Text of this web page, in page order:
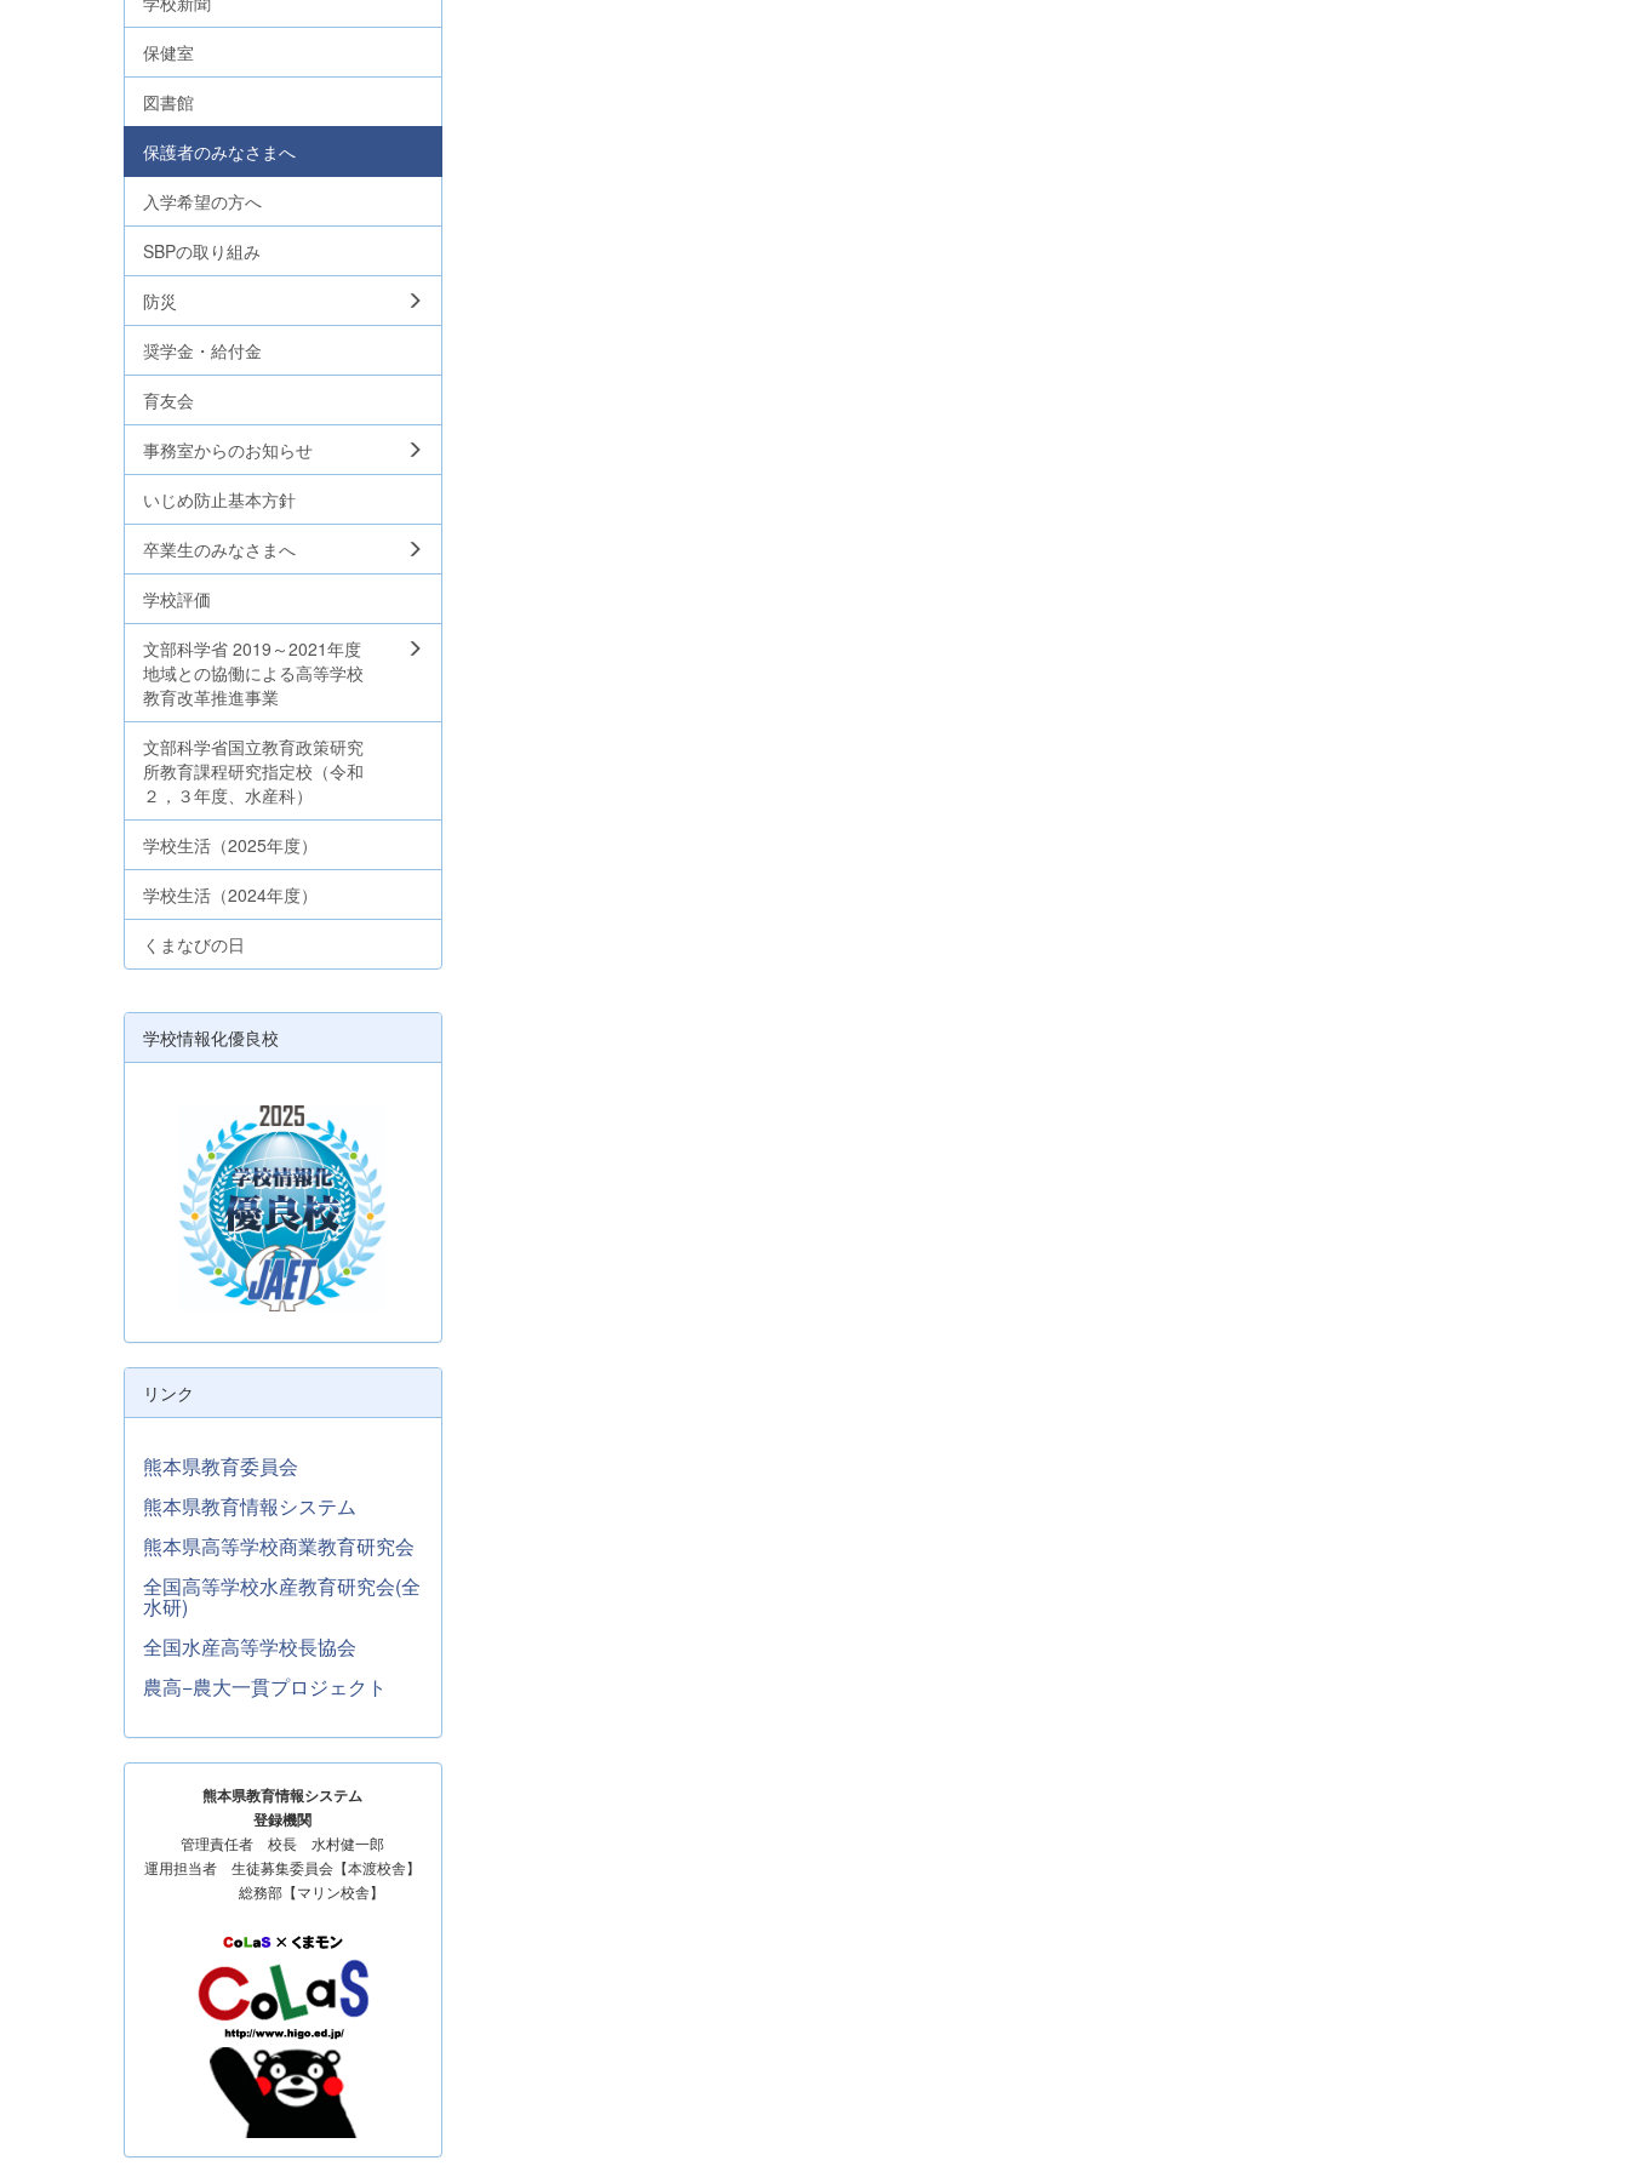
保健室
図書館
保護者のみなさまへ
入学希望の方へ
SBPの取り組み
防災
奨学金・給付金
育友会
事務室からのお知らせ
いじめ防止基本方針
卒業生のみなさまへ
学校評価
文部科学省 2019～2021年度
地域との協働による高等学校
教育改革推進事業
文部科学省国立教育政策研究
所教育課程研究指定校（令和
２，３年度、水産科）
学校生活（2025年度）
学校生活（2024年度）
くまなびの日
学校情報化優良校
リンク
熊本県教育委員会
熊本県教育情報システム
熊本県高等学校商業教育研究会
全国高等学校水産教育研究会(全
水研)
全国水産高等学校長協会
農高−農大一貫プロジェクト
熊本県教育情報システム
登録機関
管理責任者 校長 水村健一郎
運用担当者 生徒募集委員会【本渡校舎】
総務部【マリン校舎】